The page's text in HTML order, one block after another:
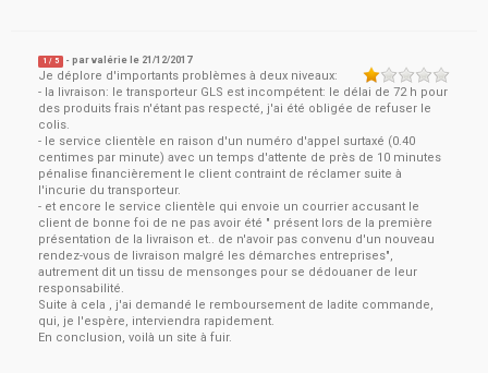
1 / 5 - parvalérie le 21/12/2017
Je déplore d'importants problèmes à deux niveaux:
- la livraison: le transporteur GLS est incompétent: le délai de 72 h pour
des produits frais n'étant pas respecté, j'ai été obligée de refuser le
colis.
- le service clientèle en raison d'un numéro d'appel surtaxé (0.40
centimes par minute) avec un temps d'attente de près de 10 minutes
pénalise financièrement le client contraint de réclamer suite à
l'incurie du transporteur.
- et encore le service clientèle qui envoie un courrier accusant le
client de bonne foi de ne pas avoir été " présent lors de la première
présentation de la livraison et.. de n'avoir pas convenu d'un nouveau
rendez-vous de livraison malgré les démarches entreprises",
autrement dit un tissu de mensonges pour se dédouaner de leur
responsabilité.
Suite à cela , j'ai demandé le remboursement de ladite commande,
qui, je l'espère, interviendra rapidement.
En conclusion, voilà un site à fuir.